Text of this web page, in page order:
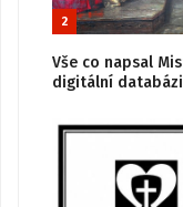
2
Vše co napsal
digitální databázi